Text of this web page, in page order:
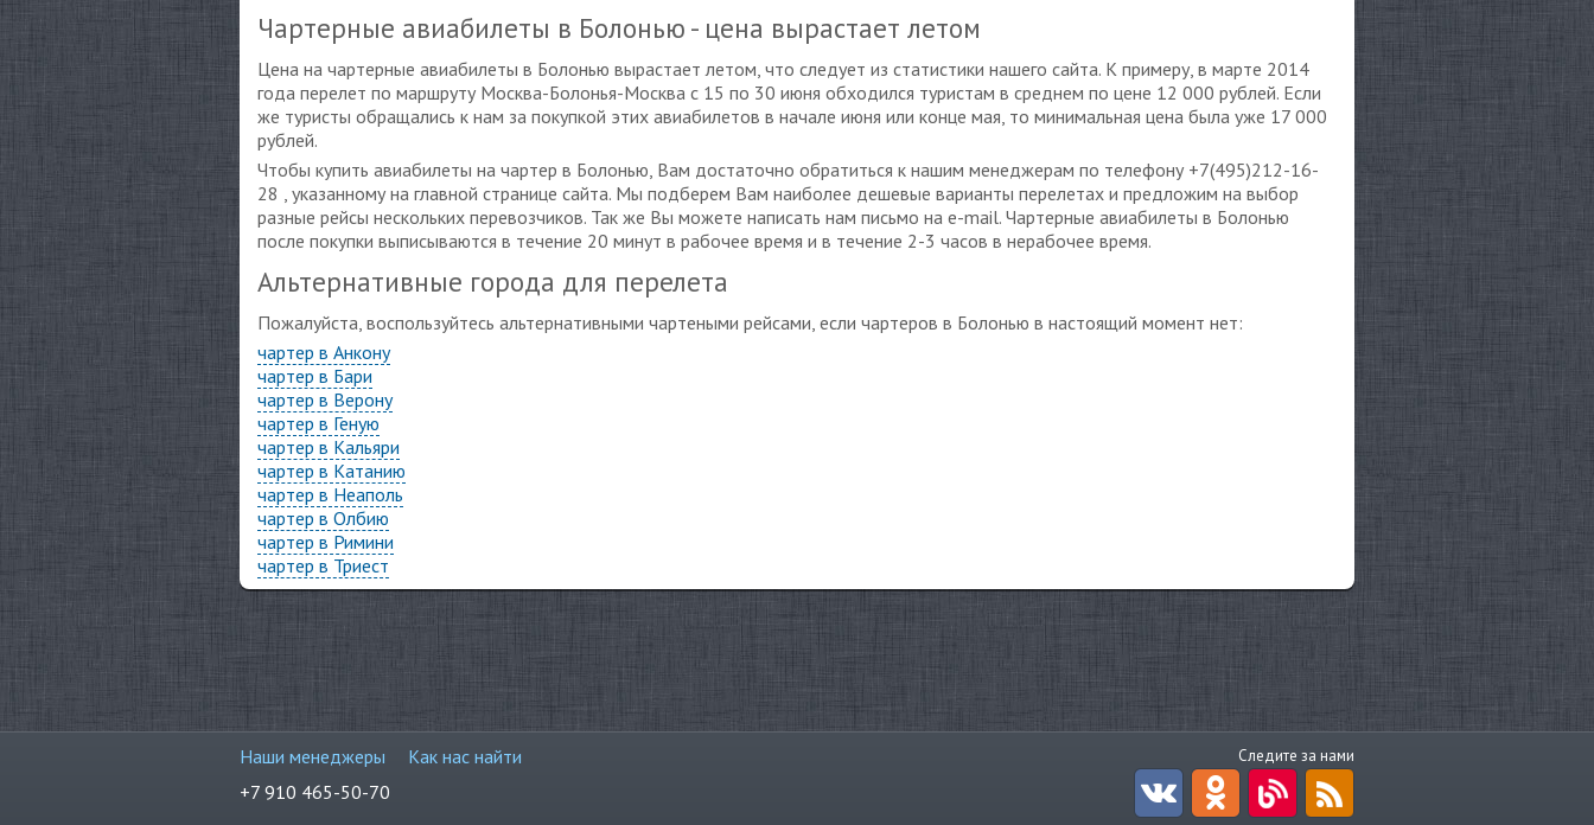
Чартерные авиабилеты в Болонью - цена вырастает летом
Цена на чартерные авиабилеты в Болонью вырастает летом, что следует из статистики нашего сайта. К примеру, в марте 2014
года перелет по маршруту Москва-Болонья-Москва с 15 по 30 июня обходился туристам в среднем по цене 12 000 рублей. Если
же туристы обращались к нам за покупкой этих авиабилетов в начале июня или конце мая, то минимальная цена была уже 17 000
рублей.
Чтобы купить авиабилеты на чартер в Болонью, Вам достаточно обратиться к нашим менеджерам по телефону +7(495)212-16-
28 , указанному на главной странице сайта. Мы подберем Вам наиболее дешевые варианты перелетах и предложим на выбор
разные рейсы нескольких перевозчиков. Так же Вы можете написать нам письмо на e-mail. Чартерные авиабилеты в Болонью
после покупки выписываются в течение 20 минут в рабочее время и в течение 2-3 часов в нерабочее время.
Альтернативные города для перелета
Пожалуйста, воспользуйтесь альтернативными чартеными рейсами, если чартеров в Болонью в настоящий момент нет:
чартер в Анкону
чартер в Бари
чартер в Верону
чартер в Геную
чартер в Кальяри
чартер в Катанию
чартер в Неаполь
чартер в Олбию
чартер в Римини
чартер в Триест
Наши менеджеры
Как нас найти
+7 910 465-50-70
Следите за нами